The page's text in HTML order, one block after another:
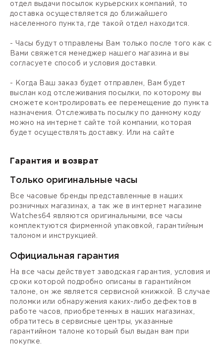
отдел выдачи посылок курьерских компаний, то
доставка осуществляется до ближайшего
населенного пункта, где такой отдел находится.
- Часы будут отправлены Вам только после того как с
Вами свяжется менеджер нашего магазина и вы
согласуете способ и условия доставки.
- Когда Ваш заказ будет отправлен, Вам будет
выслан код отслеживания посылки, по которому вы
сможете контролировать ее перемещение до пункта
назначения. Отслеживать посылку по данному коду
можно на интернет сайте той компании, которая
будет осуществлять доставку. Или на сайте
Гарантия и возврат
Только оригинальные часы
Все часовые бренды представленные в наших
розничных магазинах, а так же в интернет магазине
Watches64 являются оригинальными, все часы
комплектуются фирменной упаковкой, гарантийным
талоном и инструкцией.
Официальная гарантия
На все часы действует заводская гарантия, условия и
сроки которой подробно описаны в гарантийном
талоне, он же является сервисной книжкой. В случае
поломки или обнаружения каких-либо дефектов в
работе часов, приобретенных в наших магазинах,
обратитесь в сервисные центры, указанные
гарантийном талоне который был выдан вам при
покупке.